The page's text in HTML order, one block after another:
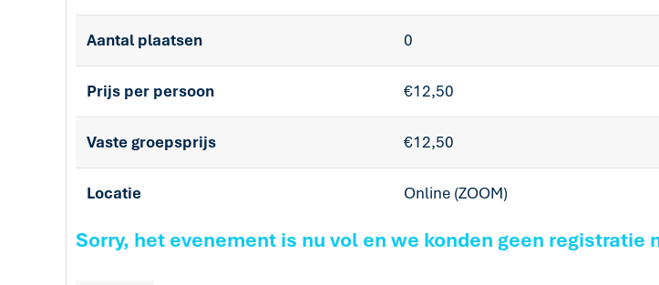
Aantal plaatsen 0
Prijs per persoon €12,50
Vaste groepsprijs €12,50
Locatie Online (ZOOM)
Sorry, het evenement is nu vol en we konden geen registratie